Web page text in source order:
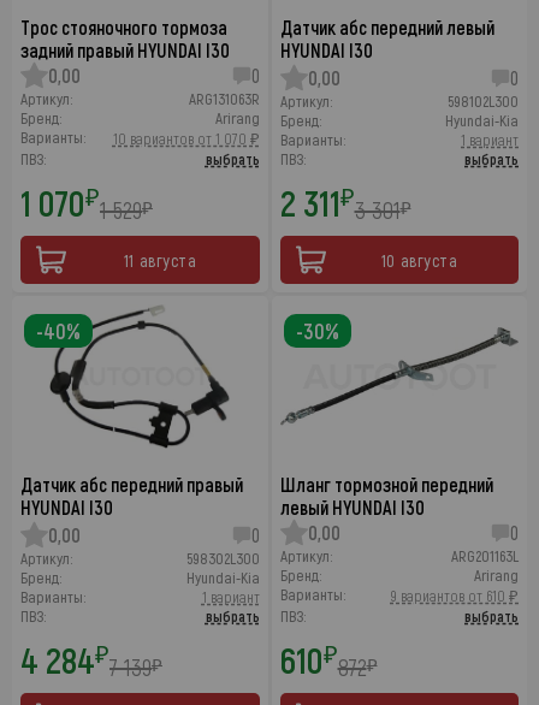
Трос стояночного тормоза
задний правый HYUNDAI I30
0,00
0
Артикул:
ARG131063R
Бренд:
Arirang
Варианты:
10 вариантов от 1 070 ₽
ПВЗ:
выбрать
1 070₽1 529₽
11 августа
Датчик абс передний левый
HYUNDAI I30
0,00
0
Артикул:
598102L300
Бренд:
Hyundai-Kia
Варианты:
1 вариант
ПВЗ:
выбрать
2 311₽3 301₽
10 августа
Датчик абс передний правый
HYUNDAI I30
0,00
0
Артикул:
598302L300
Бренд:
Hyundai-Kia
Варианты:
1 вариант
ПВЗ:
выбрать
4 284₽7 139₽
-40%
Шланг тормозной передний
левый HYUNDAI I30
0,00
0
Артикул:
ARG201163L
Бренд:
Arirang
Варианты:
9 вариантов от 610 ₽
ПВЗ:
выбрать
610₽872₽
-30%